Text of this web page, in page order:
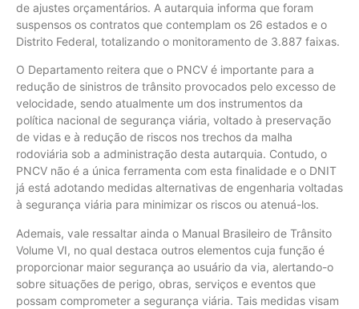
de ajustes orçamentários. A autarquia informa que foram
suspensos os contratos que contemplam os 26 estados e o
Distrito Federal, totalizando o monitoramento de 3.887 faixas.
O Departamento reitera que o PNCV é importante para a
redução de sinistros de trânsito provocados pelo excesso de
velocidade, sendo atualmente um dos instrumentos da
política nacional de segurança viária, voltado à preservação
de vidas e à redução de riscos nos trechos da malha
rodoviária sob a administração desta autarquia. Contudo, o
PNCV não é a única ferramenta com esta finalidade e o DNIT
já está adotando medidas alternativas de engenharia voltadas
à segurança viária para minimizar os riscos ou atenuá-los.
Ademais, vale ressaltar ainda o Manual Brasileiro de Trânsito
Volume VI, no qual destaca outros elementos cuja função é
proporcionar maior segurança ao usuário da via, alertando-o
sobre situações de perigo, obras, serviços e eventos que
possam comprometer a segurança viária. Tais medidas visam